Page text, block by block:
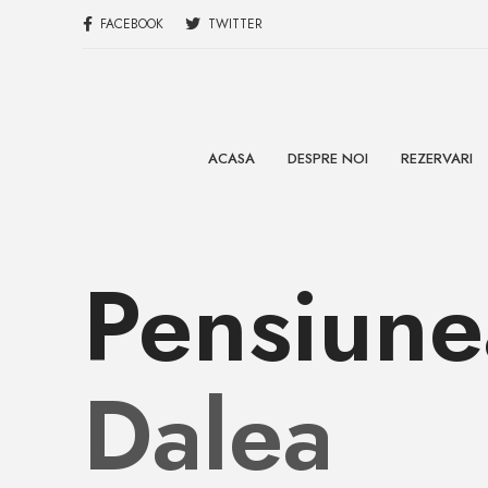
FACEBOOK TWITTER
ACASA DESPRE NOI REZERVARI
Dalea